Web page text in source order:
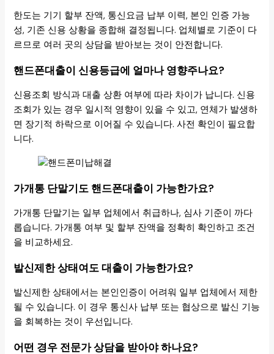
한도는 기기 할부 잔액, 통신요금 납부 이력, 본인 인증 가능
성, 기존 신용 상황을 종합해 결정됩니다. 업체별로 기준이 다
르므로 여러 곳의 상담을 받아보는 것이 안전합니다.
핸드폰대출이 신용등급에 얼마나 영향주나요?
신용조회 방식과 대출 상환 여부에 따라 차이가 납니다. 신용
조회가 있는 경우 일시적 영향이 있을 수 있고, 연체가 발생하
면 장기적 하락으로 이어질 수 있습니다. 사전 확인이 필요합
니다.
가개통 단말기도 핸드폰대출이 가능한가요?
가개통 단말기는 일부 업체에서 취급하나, 심사 기준이 까다
롭습니다. 가개통 여부 및 할부 잔액을 정확히 확인하고 조건
을 비교하세요.
발신제한 상태여도 대출이 가능한가요?
발신제한 상태에서는 본인인증이 어려워 일부 업체에서 제한
될 수 있습니다. 이 경우 통신사 납부 또는 협상으로 발신 기능
을 회복하는 것이 우선입니다.
어떤 경우 전문가 상담을 받아야 하나요?